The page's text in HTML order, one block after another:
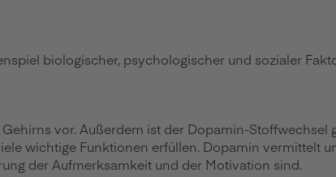
biologischer, psychologischer und sozialer
vor. Außerdem ist der Dopamin-
wichtige Funktionen erfüllen. Dopamin vermittelt
der Aufmerksamkeit und der Motivation sind.